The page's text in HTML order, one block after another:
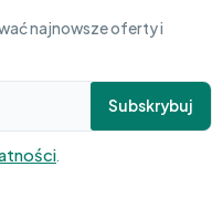
najnowsze oferty i
Subskrybuj
.